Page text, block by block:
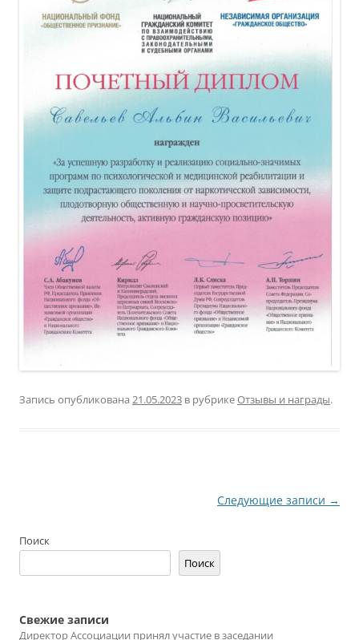
Запись опубликована 21.05.2023 в рубрикеОтзывы и награды.
записям
Следующие записи →
Поиск
Поиск
Свежие записи
Директор Ассоциации принял участие в заседании